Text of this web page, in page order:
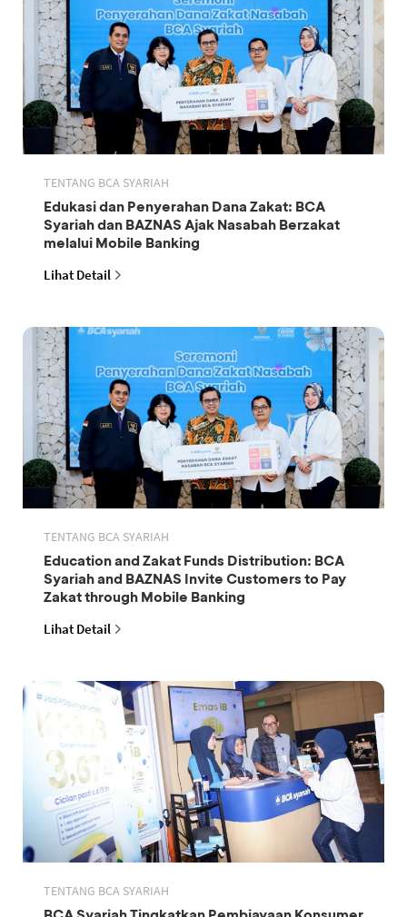
TENTANG BCA SYARIAH
Edukasi dan Penyerahan Dana Zakat: BCA
Syariah dan BAZNAS Ajak Nasabah Berzakat
melalui Mobile Banking
Lihat Detail
TENTANG BCA SYARIAH
Education and Zakat Funds Distribution: BCA
Syariah and BAZNAS Invite Customers to Pay
Zakat through Mobile Banking
Lihat Detail
TENTANG BCA SYARIAH